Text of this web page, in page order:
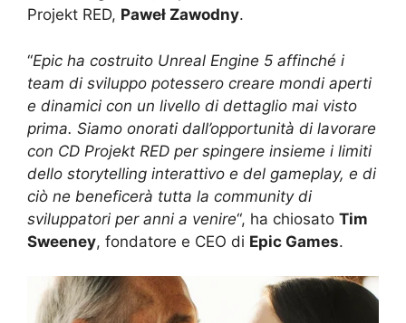
Projekt RED, Paweł Zawodny.
“Epic ha costruito Unreal Engine 5 affinché i
team di sviluppo potessero creare mondi aperti
e dinamici con un livello di dettaglio mai visto
prima. Siamo onorati dall’opportunità di lavorare
con CD Projekt RED per spingere insieme i limiti
dello storytelling interattivo e del gameplay, e di
ciò ne beneficerà tutta la community di
sviluppatori per anni a venire“, ha chiosato Tim
Sweeney, fondatore e CEO di Epic Games.